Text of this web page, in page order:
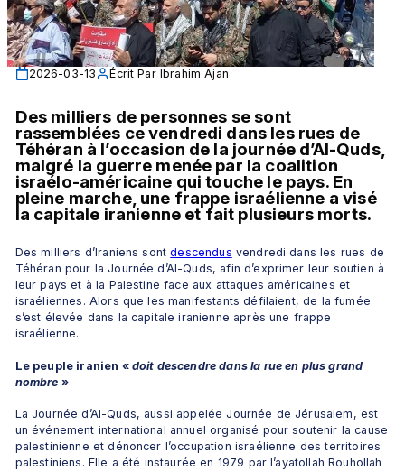
2026-03-13 Écrit Par Ibrahim Ajan
Des milliers de personnes se sont
rassemblées ce vendredi dans les rues de
Téhéran à l’occasion de la journée d’Al-Quds,
malgré la guerre menée par la coalition
israélo-américaine qui touche le pays. En
pleine marche, une frappe israélienne a visé
la capitale iranienne et fait plusieurs morts.
Des milliers d’Iraniens sont descendus vendredi dans les rues de
Téhéran pour la Journée d’Al-Quds, afin d’exprimer leur soutien à
leur pays et à la Palestine face aux attaques américaines et
israéliennes. Alors que les manifestants défilaient, de la fumée
s’est élevée dans la capitale iranienne après une frappe
israélienne.
Le peuple iranien « doit descendre dans la rue en plus grand
nombre »
La Journée d’Al-Quds, aussi appelée Journée de Jérusalem, est
un événement international annuel organisé pour soutenir la cause
palestinienne et dénoncer l’occupation israélienne des territoires
palestiniens. Elle a été instaurée en 1979 par l’ayatollah Rouhollah